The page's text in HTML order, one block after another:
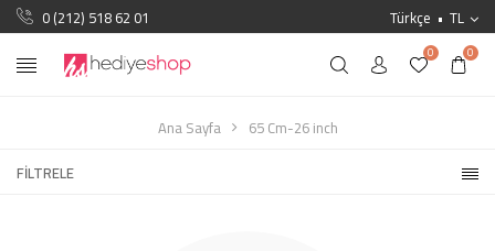
0 (212) 518 62 01 Türkçe TL
0 0
Ana Sayfa
65 Cm-26 inch
FILTRELE